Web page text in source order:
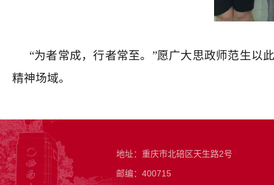
“为者常成，行者常至。”愿广大思政师范生以
精神场域。
地址：重庆市北碚区天生路2号
邮编：400715